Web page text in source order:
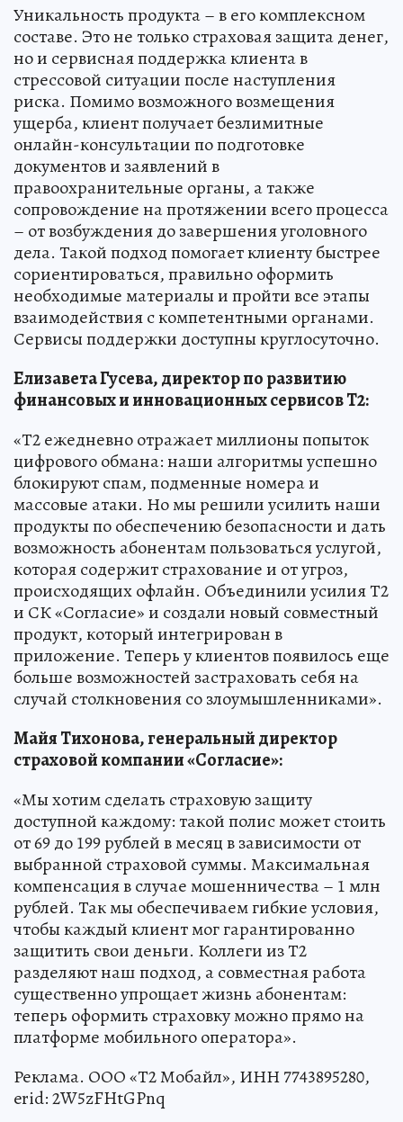
Уникальность продукта – в его комплексном
составе. Это не только страховая защита денег,
но и сервисная поддержка клиента в
стрессовой ситуации после наступления
риска. Помимо возможного возмещения
ущерба, клиент получает безлимитные
онлайн-консультации по подготовке
документов и заявлений в
правоохранительные органы, а также
сопровождение на протяжении всего процесса
– от возбуждения до завершения уголовного
дела. Такой подход помогает клиенту быстрее
сориентироваться, правильно оформить
необходимые материалы и пройти все этапы
взаимодействия с компетентными органами.
Сервисы поддержки доступны круглосуточно.
Елизавета Гусева, директор по развитию
финансовых и инновационных сервисов Т2:
«Т2 ежедневно отражает миллионы попыток
цифрового обмана: наши алгоритмы успешно
блокируют спам, подменные номера и
массовые атаки. Но мы решили усилить наши
продукты по обеспечению безопасности и дать
возможность абонентам пользоваться услугой,
которая содержит страхование и от угроз,
происходящих офлайн. Объединили усилия Т2
и СК «Согласие» и создали новый совместный
продукт, который интегрирован в
приложение. Теперь у клиентов появилось еще
больше возможностей застраховать себя на
случай столкновения со злоумышленниками».
Майя Тихонова, генеральный директор
страховой компании «Согласие»:
«Мы хотим сделать страховую защиту
доступной каждому: такой полис может стоить
от 69 до 199 рублей в месяц в зависимости от
выбранной страховой суммы. Максимальная
компенсация в случае мошенничества – 1 млн
рублей. Так мы обеспечиваем гибкие условия,
чтобы каждый клиент мог гарантированно
защитить свои деньги. Коллеги из Т2
разделяют наш подход, а совместная работа
существенно упрощает жизнь абонентам:
теперь оформить страховку можно прямо на
платформе мобильного оператора».
Реклама. ООО «Т2 Мобайл», ИНН 7743895280,
erid: 2W5zFHtGPnq